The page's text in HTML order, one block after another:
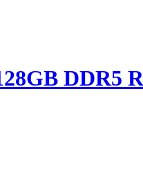
DDR5